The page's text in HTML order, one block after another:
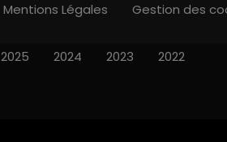
Mentions Légales Gestion des
2025 2024 2023 2022